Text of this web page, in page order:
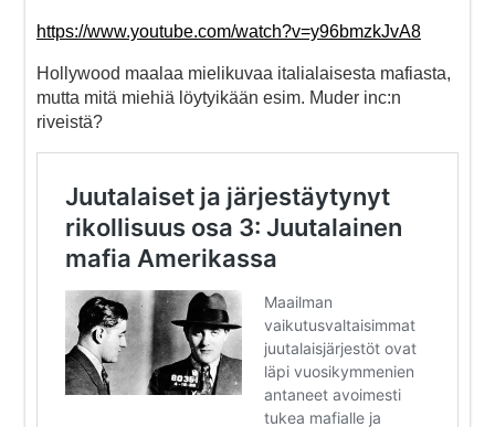
https://www.youtube.com/watch?v=y96bmzkJvA8
Hollywood maalaa mielikuvaa italialaisesta mafiasta,
mutta mitä miehiä löytyikään esim. Muder inc:n
riveistä?